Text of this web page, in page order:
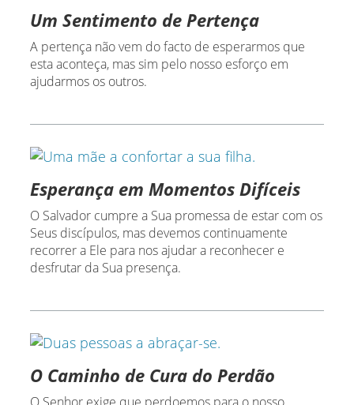
Um Sentimento de Pertença
A pertença não vem do facto de esperarmos que
esta aconteça, mas sim pelo nosso esforço em
ajudarmos os outros.
Esperança em Momentos Difíceis
O Salvador cumpre a Sua promessa de estar com os
Seus discípulos, mas devemos continuamente
recorrer a Ele para nos ajudar a reconhecer e
desfrutar da Sua presença.
O Caminho de Cura do Perdão